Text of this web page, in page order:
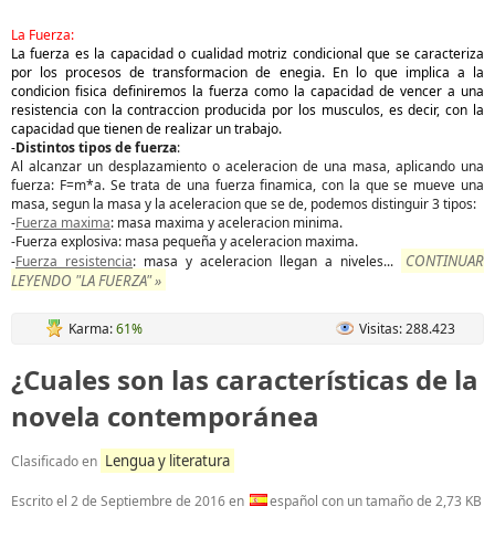
La Fuerza:
La fuerza es la capacidad o cualidad motriz condicional que se caracteriza
por los procesos de transformacion de enegia. En lo que implica a la
condicion fisica definiremos la fuerza como la capacidad de vencer a una
resistencia con la contraccion producida por los musculos, es decir, con la
capacidad que tienen de realizar un trabajo.
-Distintos tipos de fuerza:
Al alcanzar un desplazamiento o aceleracion de una masa, aplicando una
fuerza: F=m*a. Se trata de una fuerza finamica, con la que se mueve una
masa, segun la masa y la aceleracion que se de, podemos distinguir 3 tipos:
-Fuerza maxima: masa maxima y aceleracion minima.
-Fuerza explosiva: masa pequeña y aceleracion maxima.
-Fuerza resistencia: masa y aceleracion llegan a niveles...
CONTINUAR
LEYENDO "LA FUERZA" »
Karma:61% Visitas: 288.423
¿Cuales son las características de la
novela contemporánea
Clasificado en Lengua y literatura
Escrito el 2 de Septiembre de 2016en español con un tamaño de 2,73 KB